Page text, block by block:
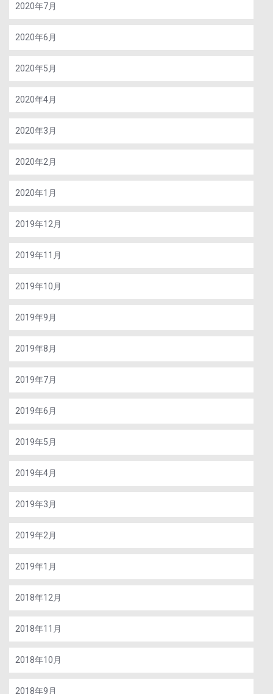
2020年7月
2020年6月
2020年5月
2020年4月
2020年3月
2020年2月
2020年1月
2019年12月
2019年11月
2019年10月
2019年9月
2019年8月
2019年7月
2019年6月
2019年5月
2019年4月
2019年3月
2019年2月
2019年1月
2018年12月
2018年11月
2018年10月
2018年9月